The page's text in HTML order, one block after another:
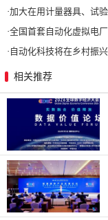
·加大在用计量器具、试验检测设备的自动化
·全国首套自动化虚拟电厂系
· 自动化科技将在乡村振兴工作中
相关推荐